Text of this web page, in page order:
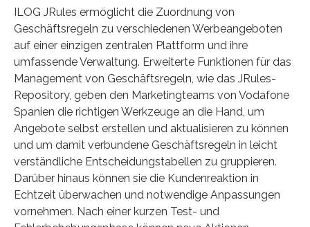
ILOG JRules ermöglicht die Zuordnung von
Geschäftsregeln zu verschiedenen Werbeangeboten
auf einer einzigen zentralen Plattform und ihre
umfassende Verwaltung. Erweiterte Funktionen für das
Management von Geschäftsregeln, wie das JRules-
Repository, geben den Marketingteams von Vodafone
Spanien die richtigen Werkzeuge an die Hand, um
Angebote selbst erstellen und aktualisieren zu können
und um damit verbundene Geschäftsregeln in leicht
verständliche Entscheidungstabellen zu gruppieren.
Darüber hinaus können sie die Kundenreaktion in
Echtzeit überwachen und notwendige Anpassungen
vornehmen. Nach einer kurzen Test- und